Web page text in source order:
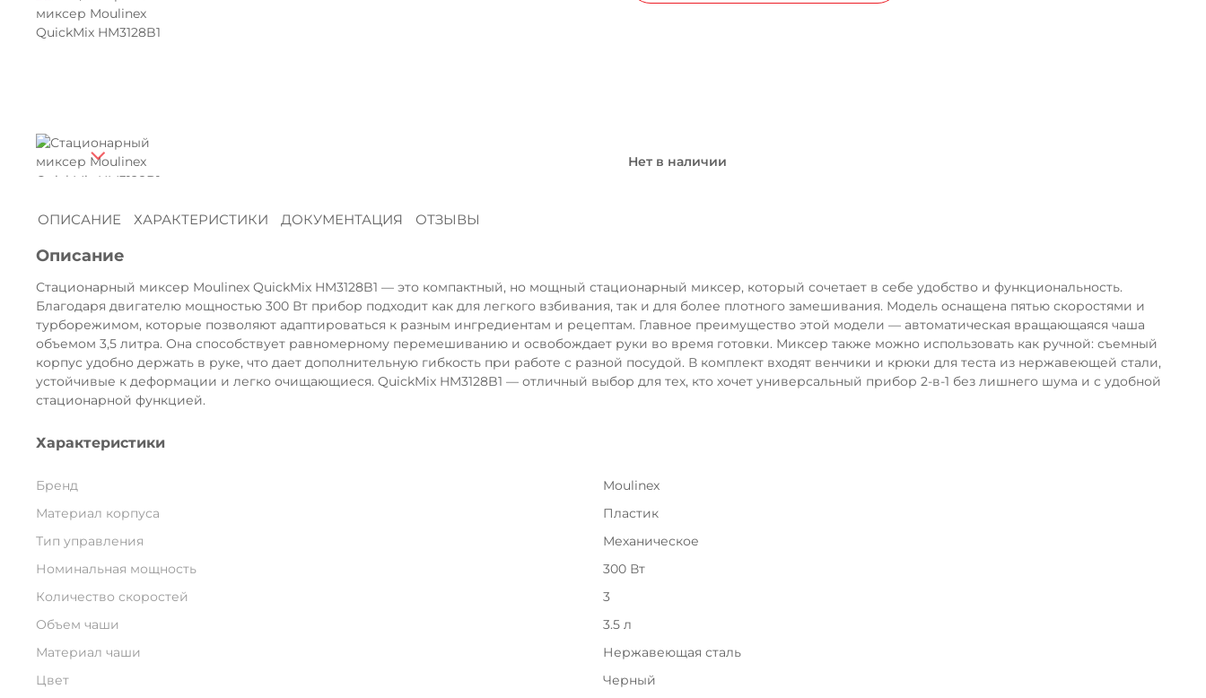
Нет в наличии
ОПИСАНИЕ ХАРАКТЕРИСТИКИ ДОКУМЕНТАЦИЯ ОТЗЫВЫ
Описание
Стационарный миксер Moulinex QuickMix HM3128B1 — это компактный, но мощный стационарный миксер, который сочетает в себе удобство и функциональность.
Благодаря двигателю мощностью 300 Вт прибор подходит как для легкого взбивания, так и для более плотного замешивания. Модель оснащена пятью скоростями и
турборежимом, которые позволяют адаптироваться к разным ингредиентам и рецептам. Главное преимущество этой модели — автоматическая вращающаяся чаша
объемом 3,5 литра. Она способствует равномерному перемешиванию и освобождает руки во время готовки. Миксер также можно использовать как ручной: съемный
корпус удобно держать в руке, что дает дополнительную гибкость при работе с разной посудой. В комплект входят венчики и крюки для теста из нержавеющей стали,
устойчивые к деформации и легко очищающиеся. QuickMix HM3128B1 — отличный выбор для тех, кто хочет универсальный прибор 2-в-1 без лишнего шума и с удобной
стационарной функцией.
Характеристики
Бренд
Moulinex
Материал корпуса
Пластик
Тип управления
Механическое
Номинальная мощность
300 Вт
Количество скоростей
3
Объем чаши
3.5 л
Материал чаши
Нержавеющая сталь
Цвет
Черный
Получайте товар выбранный способом
списываться
об оплате Плайтом
Остались вопросы?
8 800 302-02-51